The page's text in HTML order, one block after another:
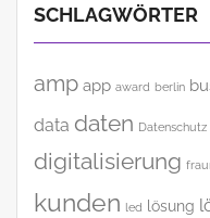
SCHLAGWÖRTER
amp app award berlin
data daten Datenschutz
digitalisierung
kunden led lösung